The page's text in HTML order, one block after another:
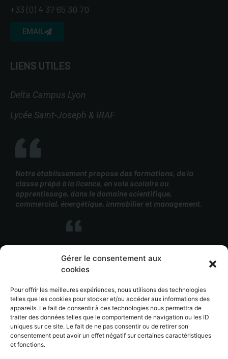
Gérer le consentement aux
cookies
Pour offrir les meilleures expériences, nous utilisons des technologies
telles que les cookies pour stocker et/ou accéder aux informations des
appareils. Le fait de consentir à ces technologies nous permettra de
traiter des données telles que le comportement de navigation ou les ID
uniques sur ce site. Le fait de ne pas consentir ou de retirer son
consentement peut avoir un effet négatif sur certaines caractéristiques
et fonctions.
+33 (0) 4 37 65 30 70
EMAIL
LIENS UTILES
Delta Campus Lyon
Lycée Saint-Joseph & IRAF
Notre établissement propose des formations, de la
classe prépa à la licence, en voie scolaire ou
apprentissage, dans le domaine scientifique,
commercial, énergétique, immobilier et management.
SUP Bellevue fait partie de l’
Assomption Lyon, une des 14 unités d’enseignement
pédagogique de l’Assomption France.
© SUP BELLEVUE 2023 – tous droits réservés –Plan de site–
Mentions légales